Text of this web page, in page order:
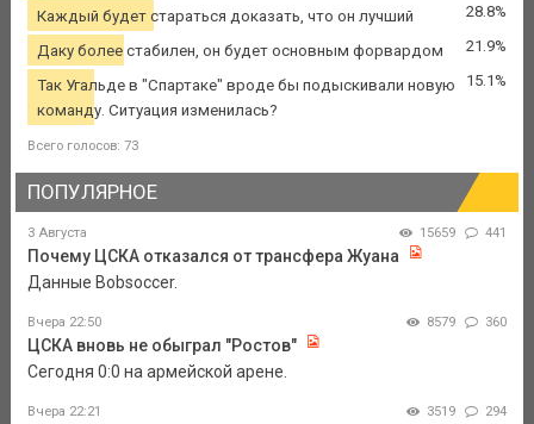
Каждый будет стараться доказать, что он лучший 28.8%
Даку более стабилен, он будет основным форвардом 21.9%
Так Угальде в "Спартаке" вроде бы подыскивали новую
команду. Ситуация изменилась?
15.1%
Всего голосов: 73
ПОПУЛЯРНОЕ
3 Августа 15659 441
Почему ЦСКА отказался от трансфера Жуана
Данные Bobsoccer.
Вчера 22:50 8579 360
ЦСКА вновь не обыграл "Ростов"
Сегодня 0:0 на армейской арене.
Вчера 22:21 3519 294